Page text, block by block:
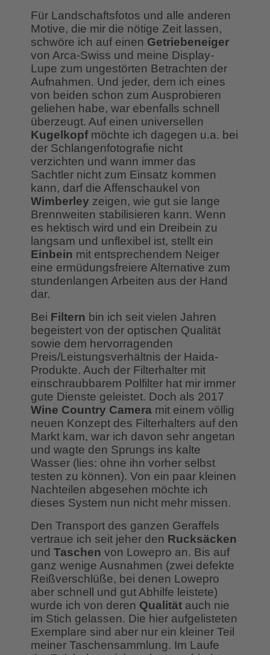
Für Landschaftsfotos und alle anderen
Motive, die mir die nötige Zeit lassen,
schwöre ich auf einen Getriebeneiger
von Arca-Swiss und meine Display-
Lupe zum ungestörten Betrachten der
Aufnahmen. Und jeder, dem ich eines
von beiden schon zum Ausprobieren
geliehen habe, war ebenfalls schnell
überzeugt. Auf einen universellen
Kugelkopfmöchte ich dagegen u.a. bei
der Schlangenfotografie nicht
verzichten und wann immer das
Sachtler nicht zum Einsatz kommen
kann, darf die Affenschaukel von
Wimberley zeigen, wie gut sie lange
Brennweiten stabilisieren kann. Wenn
es hektisch wird und ein Dreibein zu
langsam und unflexibel ist, stellt ein
Einbein mit entsprechendem Neiger
eine ermüdungsfreiere Alternative zum
stundenlangen Arbeiten aus der Hand
dar.
Bei Filtern bin ich seit vielen Jahren
begeistert von der optischen Qualität
sowie dem hervorragenden
Preis/Leistungsverhältnis der Haida-
Produkte. Auch der Filterhalter mit
einschraubbarem Polfilter hat mir immer
gute Dienste geleistet. Doch als 2017
Wine Country Camera mit einem völlig
neuen Konzept des Filterhalters auf den
Markt kam, war ich davon sehr angetan
und wagte den Sprungs ins kalte
Wasser (lies: ohne ihn vorher selbst
testen zu können). Von ein paar kleinen
Nachteilen abgesehen möchte ich
dieses System nun nicht mehr missen.
Den Transport des ganzen Geraffels
vertraue ich seit jeher den Rucksäcken
undTaschen von Lowepro an. Bis auf
ganz wenige Ausnahmen (zwei defekte
Reißverschlüße, bei denen Lowepro
aber schnell und gut Abhilfe leistete)
wurde ich von deren Qualität auch nie
im Stich gelassen. Die hier aufgelisteten
Exemplare sind aber nur ein kleiner Teil
meiner Taschensammlung. Im Laufe